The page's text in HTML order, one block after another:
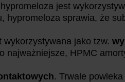
jest
hypromeloza sprawia, że
jako tzw.
najważniejsze, HPMC
. Trwale